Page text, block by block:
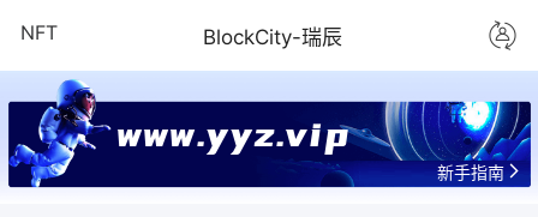
NFT BlockCity-瑞辰
www.yyz.vip
新手指南